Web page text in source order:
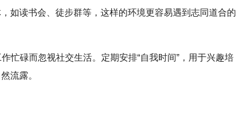
如读书会、徒步群等，这样的环境更容易遇到志同道合的
忙碌而忽视社交生活。定期安排“自我时间”，用于兴趣培
流露。